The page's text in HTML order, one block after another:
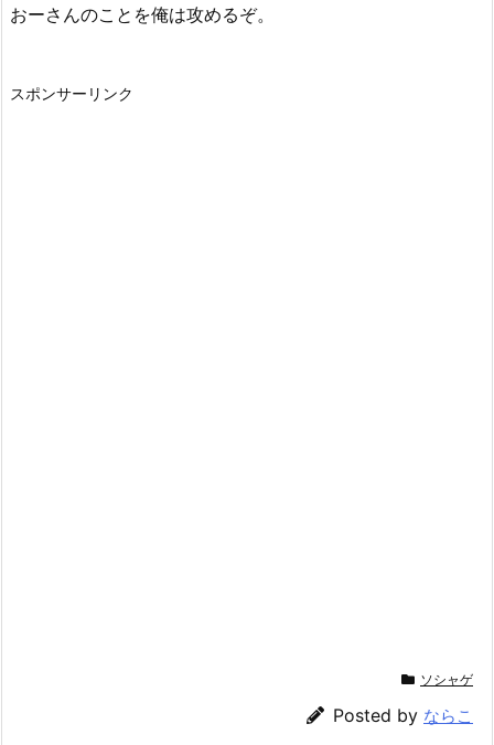
おーさんのことを俺は攻めるぞ。
スポンサーリンク
ソシャゲ
Posted by ならこ